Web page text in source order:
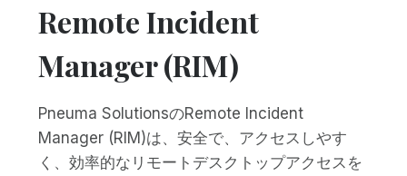
Remote Incident
Manager (RIM)
Pneuma SolutionsのRemote Incident
Manager (RIM)は、安全で、アクセスしやす
く、効率的なリモートデスクトップアクセスを